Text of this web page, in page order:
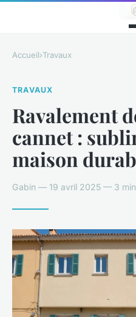
Accueil›Travaux
TRAVAUX
Ravalement
cannet :
maison
Gabin — 19 avril 2025 — 3